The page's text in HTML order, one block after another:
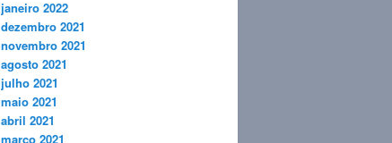
janeiro 2022
dezembro 2021
novembro 2021
agosto 2021
julho 2021
maio 2021
abril 2021
março 2021